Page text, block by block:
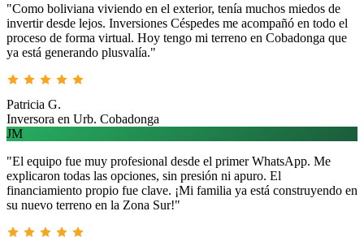
"Como boliviana viviendo en el exterior, tenía muchos miedos de
invertir desde lejos. Inversiones Céspedes me acompañó en todo el
proceso de forma virtual. Hoy tengo mi terreno en Cobadonga que
ya está generando plusvalía."
Patricia G.
Inversora en Urb. Cobadonga
JM
"El equipo fue muy profesional desde el primer WhatsApp. Me
explicaron todas las opciones, sin presión ni apuro. El
financiamiento propio fue clave. ¡Mi familia ya está construyendo en
su nuevo terreno en la Zona Sur!"